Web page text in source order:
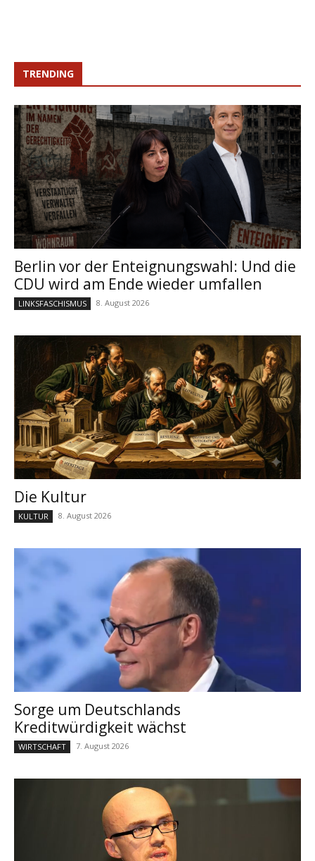
TRENDING
Berlin vor der Enteignungswahl: Und die
CDU wird am Ende wieder umfallen
LINKSFASCHISMUS 8. August 2026
Die Kultur
KULTUR 8. August 2026
Sorge um Deutschlands
Kreditwürdigkeit wächst
WIRTSCHAFT 7. August 2026